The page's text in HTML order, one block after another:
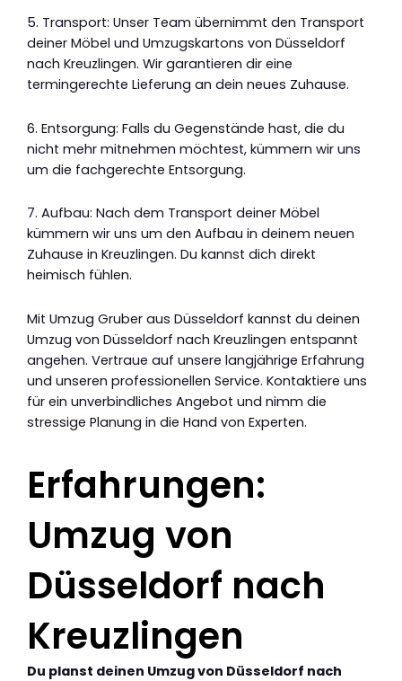
5. Transport: Unser Team übernimmt den Transport
deiner Möbel und Umzugskartons von Düsseldorf
nach Kreuzlingen. Wir garantieren dir eine
termingerechte Lieferung an dein neues Zuhause.
6. Entsorgung: Falls du Gegenstände hast, die du
nicht mehr mitnehmen möchtest, kümmern wir uns
um die fachgerechte Entsorgung.
7. Aufbau: Nach dem Transport deiner Möbel
kümmern wir uns um den Aufbau in deinem neuen
Zuhause in Kreuzlingen. Du kannst dich direkt
heimisch fühlen.
Mit Umzug Gruber aus Düsseldorf kannst du deinen
Umzug von Düsseldorf nach Kreuzlingen entspannt
angehen. Vertraue auf unsere langjährige Erfahrung
und unseren professionellen Service. Kontaktiere uns
für ein unverbindliches Angebot und nimm die
stressige Planung in die Hand von Experten.
Erfahrungen:
Umzug von
Düsseldorf nach
Kreuzlingen
Du planst deinen Umzug von Düsseldorf nach